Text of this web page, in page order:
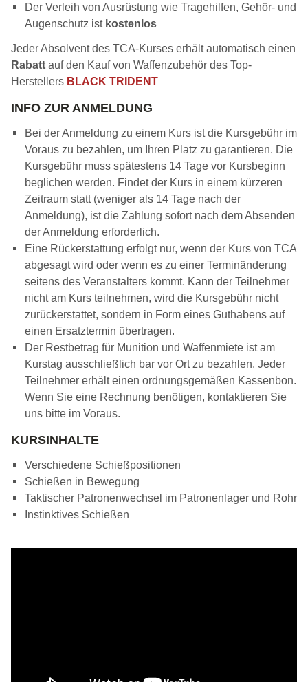
Der Verleih von Ausrüstung wie Tragehilfen, Gehör- und
Augenschutz ist kostenlos
Jeder Absolvent des TCA-Kurses erhält automatisch einen
Rabatt auf den Kauf von Waffenzubehör des Top-
Herstellers BLACK TRIDENT
INFO ZUR ANMELDUNG
Bei der Anmeldung zu einem Kurs ist die Kursgebühr im
Voraus zu bezahlen, um Ihren Platz zu garantieren. Die
Kursgebühr muss spätestens 14 Tage vor Kursbeginn
beglichen werden. Findet der Kurs in einem kürzeren
Zeitraum statt (weniger als 14 Tage nach der
Anmeldung), ist die Zahlung sofort nach dem Absenden
der Anmeldung erforderlich.
Eine Rückerstattung erfolgt nur, wenn der Kurs von TCA
abgesagt wird oder wenn es zu einer Terminänderung
seitens des Veranstalters kommt. Kann der Teilnehmer
nicht am Kurs teilnehmen, wird die Kursgebühr nicht
zurückerstattet, sondern in Form eines Guthabens auf
einen Ersatztermin übertragen.
Der Restbetrag für Munition und Waffenmiete ist am
Kurstag ausschließlich bar vor Ort zu bezahlen. Jeder
Teilnehmer erhält einen ordnungsgemäßen Kassenbon.
Wenn Sie eine Rechnung benötigen, kontaktieren Sie
uns bitte im Voraus.
KURSINHALTE
Verschiedene Schießpositionen
Schießen in Bewegung
Taktischer Patronenwechsel im Patronenlager und Rohr
Instinktives Schießen